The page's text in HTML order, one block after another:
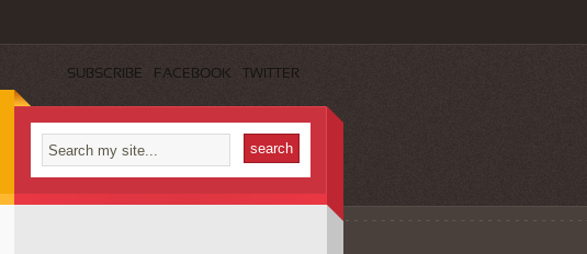
SUBSCRIBE FACEBOOK TWITTER